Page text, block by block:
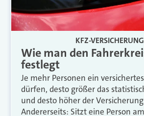
KFZ-VERSICHERUNG
Wie man den
festlegt
Je mehr Personen ein
dürfen, desto größer das
und desto höher der
Andererseits: Sitzt eine Person